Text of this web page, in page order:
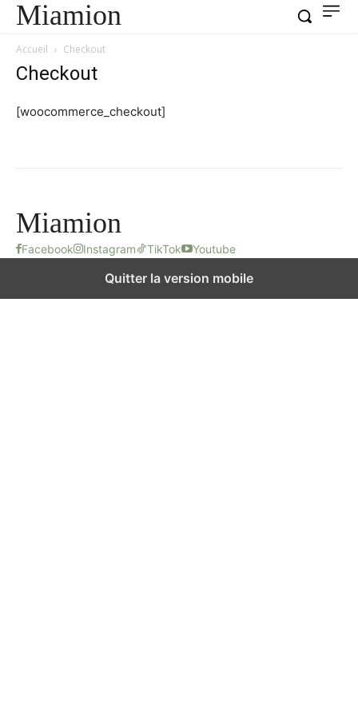
Miamion
Accueil Checkout
Checkout
[woocommerce_checkout]
Miamion
Facebook Instagram TikTok Youtube
Quitter la version mobile